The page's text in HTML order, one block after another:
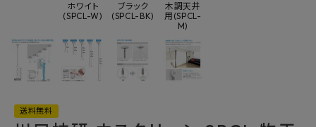
メーカーから選ぶ
ホワイト
(SPCL-W)
ブラック
(SPCL-BK)
木調天井
用(SPCL-
M)
送料無料